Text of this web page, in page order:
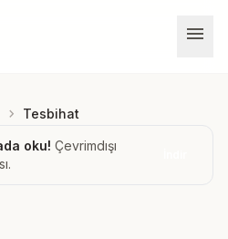
menu
chevron_right Tesbihat
oku! Çevrimdışı